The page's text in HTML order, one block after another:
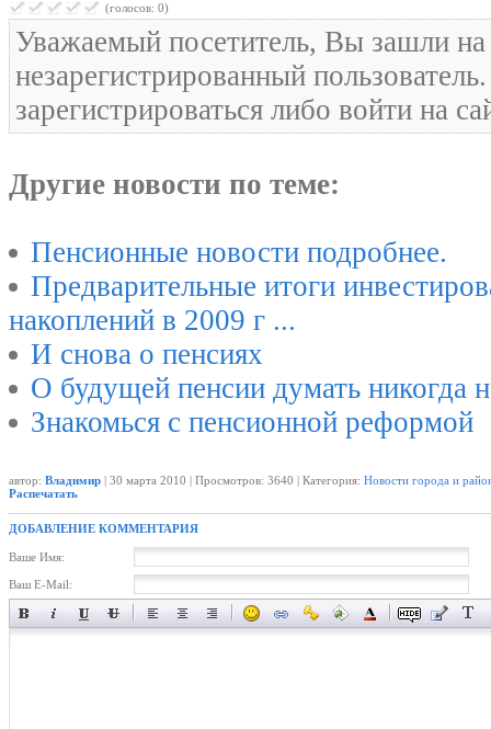
(голосов: 0)
Уважаемый посетитель, Вы зашли на
незарегистрированный
зарегистрироваться либо войти на
Другие новости по теме:
Пенсионные новости подробнее.
Предварительные итоги
накоплений в 2009 г ...
И снова о пенсиях
О будущей пенсии думать никогда
Знакомься с пенсионной реформой
автор: Владимир | 30 марта 2010 | Просмотров: 3640 | Категория: Новости города и
Распечатать
ДОБАВЛЕНИЕ КОММЕНТАРИЯ
Ваше Имя:
Ваш E-Mail: